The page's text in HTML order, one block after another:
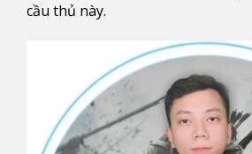
cầu thủ này.